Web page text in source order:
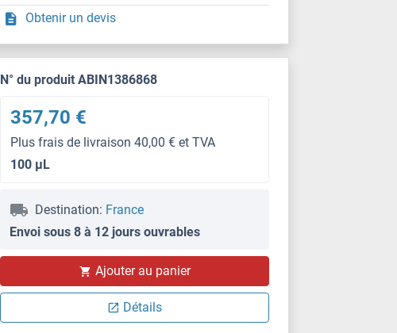
Obtenir un devis
ELISA
N° du produit ABIN1386868
357,70 €
Plus frais de livraison 40,00 € et TVA
100 μL
Destination: France
Envoi sous 8 à 12 jours ouvrables
Ajouter au panier
Détails